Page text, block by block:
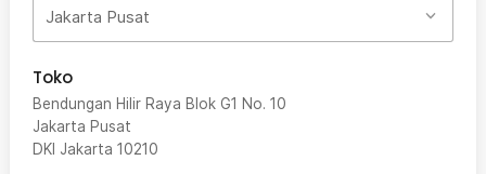
Jakarta Pusat
Toko
Bendungan Hilir Raya Blok G1 No. 10
Jakarta Pusat
DKI Jakarta 10210